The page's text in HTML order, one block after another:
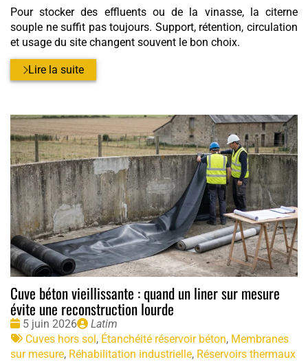
Pour stocker des effluents ou de la vinasse, la citerne
souple ne suffit pas toujours. Support, rétention, circulation
et usage du site changent souvent le bon choix.
Lire la suite
Cuve béton vieillissante : quand un liner sur mesure
évite une reconstruction lourde
Date
:
5 juin 2026
Publié
par
Latim
Tags
:
Cuves hors sol , Étanchéité réservoir béton, Membranes
sur mesure, Réhabilitation industrielle, Réservoirs thermaux